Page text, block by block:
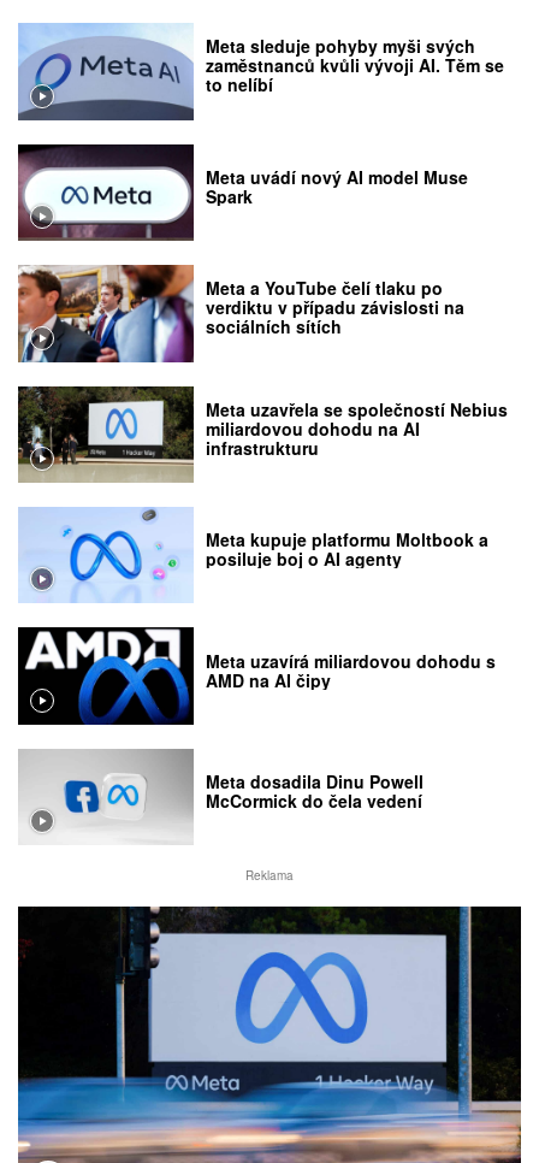
Meta sleduje pohyby myši svých
zaměstnanců kvůli vývoji AI. Těm se
to nelíbí
Meta uvádí nový AI model Muse
Spark
Meta a YouTube čelí tlaku po
verdiktu v případu závislosti na
sociálních sítích
Meta uzavřela se společností Nebius
miliardovou dohodu na AI
infrastrukturu
Meta kupuje platformu Moltbook a
posiluje boj o AI agenty
Meta uzavírá miliardovou dohodu s
AMD na AI čipy
Meta dosadila Dinu Powell
McCormick do čela vedení
Reklama